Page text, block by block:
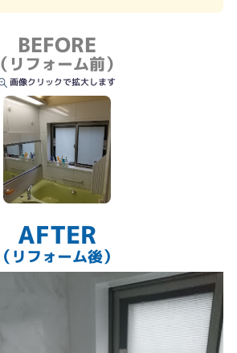
BEFORE
（リフォーム前）
画像クリックで拡大します
AFTER
（リフォーム後）